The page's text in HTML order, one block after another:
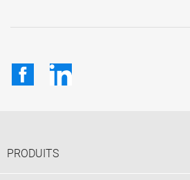
FacebookLinkedIn
PRODUITS